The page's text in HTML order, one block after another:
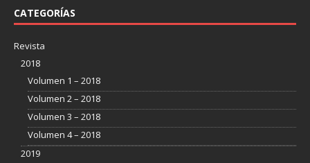
CATEGORÍAS
Revista
2018
Volumen 1 – 2018
Volumen 2 – 2018
Volumen 3 – 2018
Volumen 4 – 2018
2019